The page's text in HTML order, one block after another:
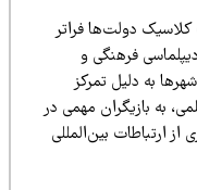
دولت‌ها فراتر
فرهنگی و
دلیل تمرکز
مهمی در
بین‌المللی